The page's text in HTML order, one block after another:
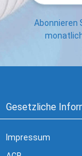
Abonnieren
Gesetzliche
Impressum